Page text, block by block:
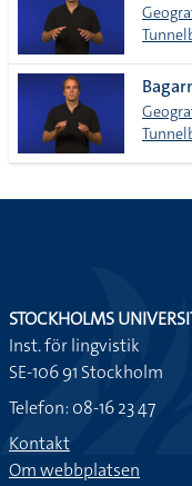
lista
STOCKHOLMS
Inst. för lingvistik
SE-106 91 Stockholm
Telefon: 08-16 23 47
Kontakt
Om webbplatsen